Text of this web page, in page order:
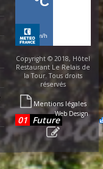
Copyright © 2018, Hôtel
Restaurant Le Relais de
la Tour. Tous droits
réservés
Mentions légales
01 Future
Web Design